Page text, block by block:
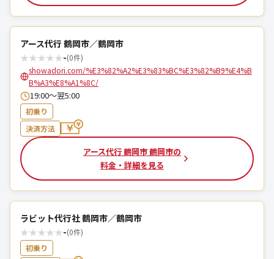
アース代行 鶴岡市／鶴岡市
★★★★★-(0件)
showadori.com/%E3%82%A2%E3%83%BC%E3%82%B9%E4%B
B%A3%E8%A1%8C/
19:00～翌5:00
初乗り
決済方法
アース代行 鶴岡市 鶴岡市の
料金・詳細を見る
ラビット代行社 鶴岡市／鶴岡市
★★★★★-(0件)
初乗り